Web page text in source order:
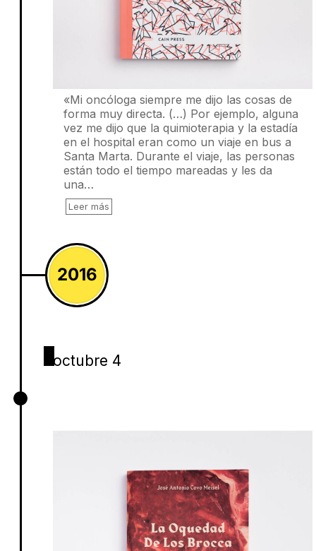
«Mi oncóloga siempre me dijo las cosas de
forma muy directa. (…) Por ejemplo, alguna
vez me dijo que la quimioterapia y la estadía
en el hospital eran como un viaje en bus a
Santa Marta. Durante el viaje, las personas
están todo el tiempo mareadas y les da
una…
Leer más
2016
octubre 4